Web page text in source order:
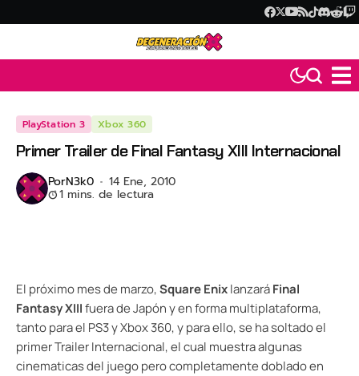
PlayStation 3 Xbox 360
Primer Trailer de Final Fantasy XIII Internacional
PorN3k0 14 Ene, 2010
1 mins. de lectura
El próximo mes de marzo,Square EnixlanzaráFinal
Fantasy XIIIfuera de Japón y en forma multiplataforma,
tanto para el PS3 y Xbox 360, y para ello, se ha soltado el
primer Trailer Internacional, el cual muestra algunas
cinematicas del juego pero completamente doblado en